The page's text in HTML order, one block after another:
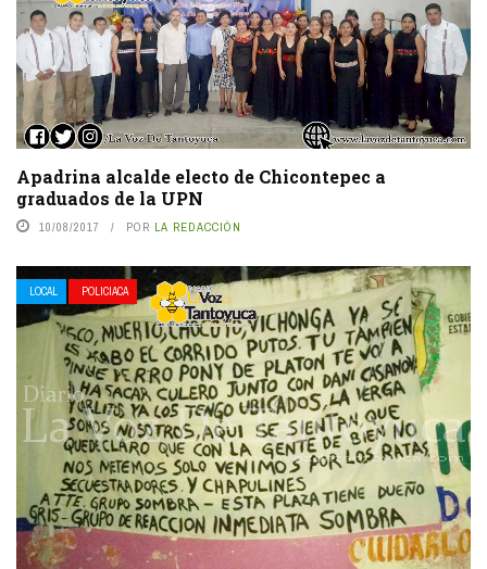
Apadrina alcalde electo de Chicontepec a
graduados de la UPN
10/08/2017 POR LA REDACCIÓN
LOCAL POLICIACA